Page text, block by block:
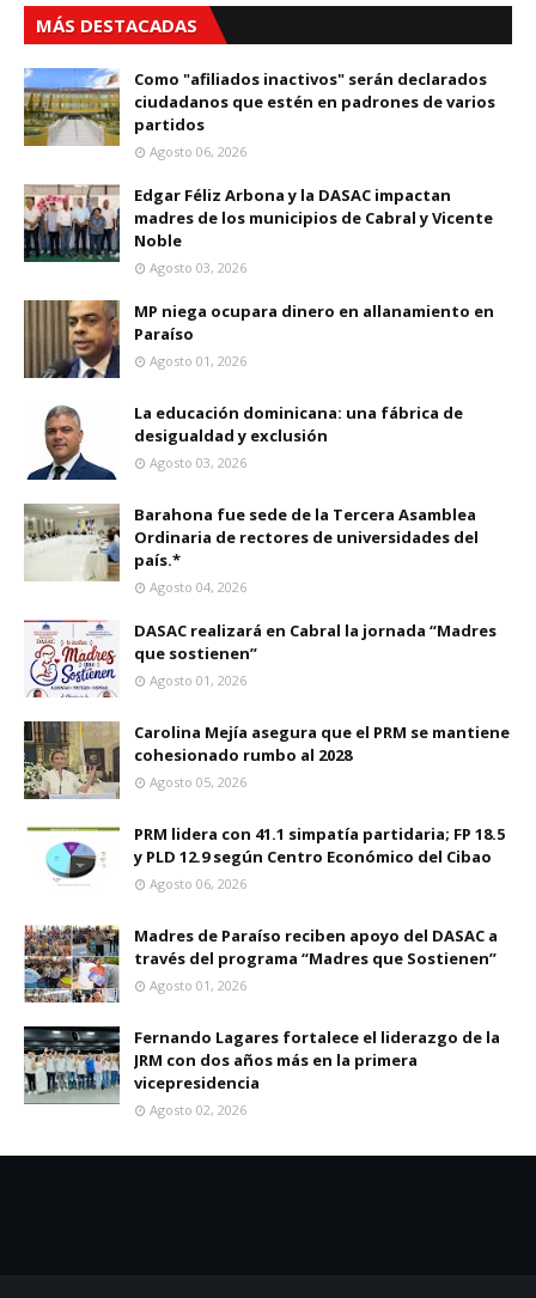
MÁS DESTACADAS
Como "afiliados inactivos" serán declarados
ciudadanos que estén en padrones de varios
partidos
Agosto 06, 2026
Edgar Féliz Arbona y la DASAC impactan
madres de los municipios de Cabral y Vicente
Noble
Agosto 03, 2026
MP niega ocupara dinero en allanamiento en
Paraíso
Agosto 01, 2026
La educación dominicana: una fábrica de
desigualdad y exclusión
Agosto 03, 2026
Barahona fue sede de la Tercera Asamblea
Ordinaria de rectores de universidades del
país.*
Agosto 04, 2026
DASAC realizará en Cabral la jornada “Madres
que sostienen”
Agosto 01, 2026
Carolina Mejía asegura que el PRM se mantiene
cohesionado rumbo al 2028
Agosto 05, 2026
PRM lidera con 41.1 simpatía partidaria; FP 18.5
y PLD 12.9 según Centro Económico del Cibao
Agosto 06, 2026
Madres de Paraíso reciben apoyo del DASAC a
través del programa “Madres que Sostienen”
Agosto 01, 2026
Fernando Lagares fortalece el liderazgo de la
JRM con dos años más en la primera
vicepresidencia
Agosto 02, 2026